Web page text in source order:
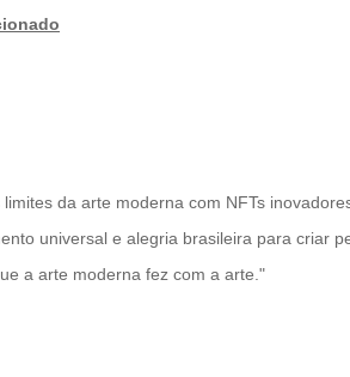
da arte moderna com NFTs
universal e alegria brasileira para criar
a arte moderna fez com a arte."